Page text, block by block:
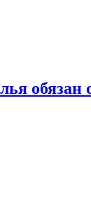
обязан